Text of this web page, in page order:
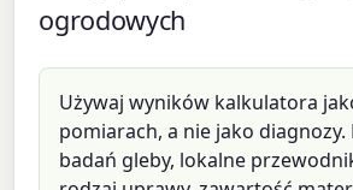
ogrodowych
Używaj wyników kalkulatora
pomiarach, a nie jako diagnozy.
badań gleby, lokalne